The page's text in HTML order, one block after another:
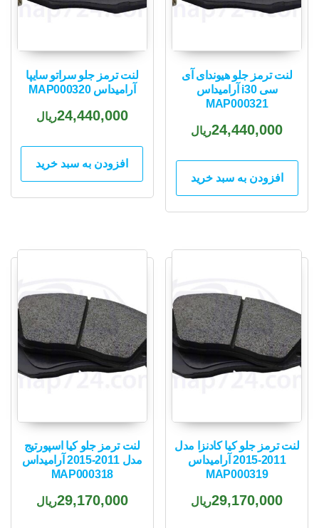
لنت ترمز جلو هیوندای آی
سی i30 آرامیداس
MAP000321
24,440,000ریال
افزودن به سبد خرید
لنت ترمز جلو سراتو سایپا
آرامیداس MAP000320
24,440,000ریال
افزودن به سبد خرید
لنت ترمز جلو کیا کادنزا مدل
2011-2015 آرامیداس
MAP000319
29,170,000ریال
لنت ترمز جلو کیا اسپورتیج
مدل 2011-2015 آرامیداس
MAP000318
29,170,000ریال